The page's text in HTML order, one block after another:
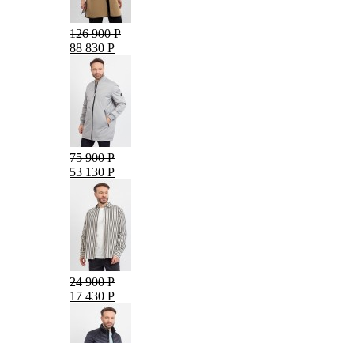
126 900 Р
88 830 Р
75 900 Р
53 130 Р
24 900 Р
17 430 Р